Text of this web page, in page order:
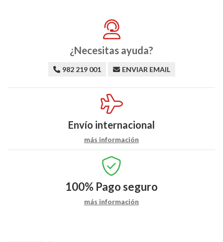
¿Necesitas ayuda?
982 219 001 ENVIAR EMAIL
Envío internacional
más información
100% Pago seguro
más información